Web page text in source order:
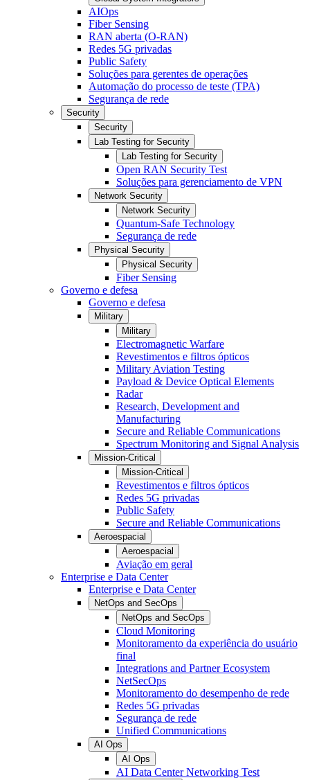
AIOps
Fiber Sensing
RAN aberta (O-RAN)
Redes 5G privadas
Public Safety
Soluções para gerentes de operações
Automação do processo de teste (TPA)
Segurança de rede
Security
Security
Lab Testing for Security
Lab Testing for Security
Open RAN Security Test
Soluções para gerenciamento de VPN
Network Security
Network Security
Quantum-Safe Technology
Segurança de rede
Physical Security
Physical Security
Fiber Sensing
Governo e defesa
Governo e defesa
Military
Military
Electromagnetic Warfare
Revestimentos e filtros ópticos
Military Aviation Testing
Payload & Device Optical Elements
Radar
Research, Development and
Manufacturing
Secure and Reliable Communications
Spectrum Monitoring and Signal Analysis
Mission-Critical
Mission-Critical
Revestimentos e filtros ópticos
Redes 5G privadas
Public Safety
Secure and Reliable Communications
Aeroespacial
Aeroespacial
Aviação em geral
Enterprise e Data Center
Enterprise e Data Center
NetOps and SecOps
NetOps and SecOps
Cloud Monitoring
Monitoramento da experiência do usuário
final
Integrations and Partner Ecosystem
NetSecOps
Monitoramento do desempenho de rede
Redes 5G privadas
Segurança de rede
Unified Communications
AI Ops
AI Ops
AI Data Center Networking Test